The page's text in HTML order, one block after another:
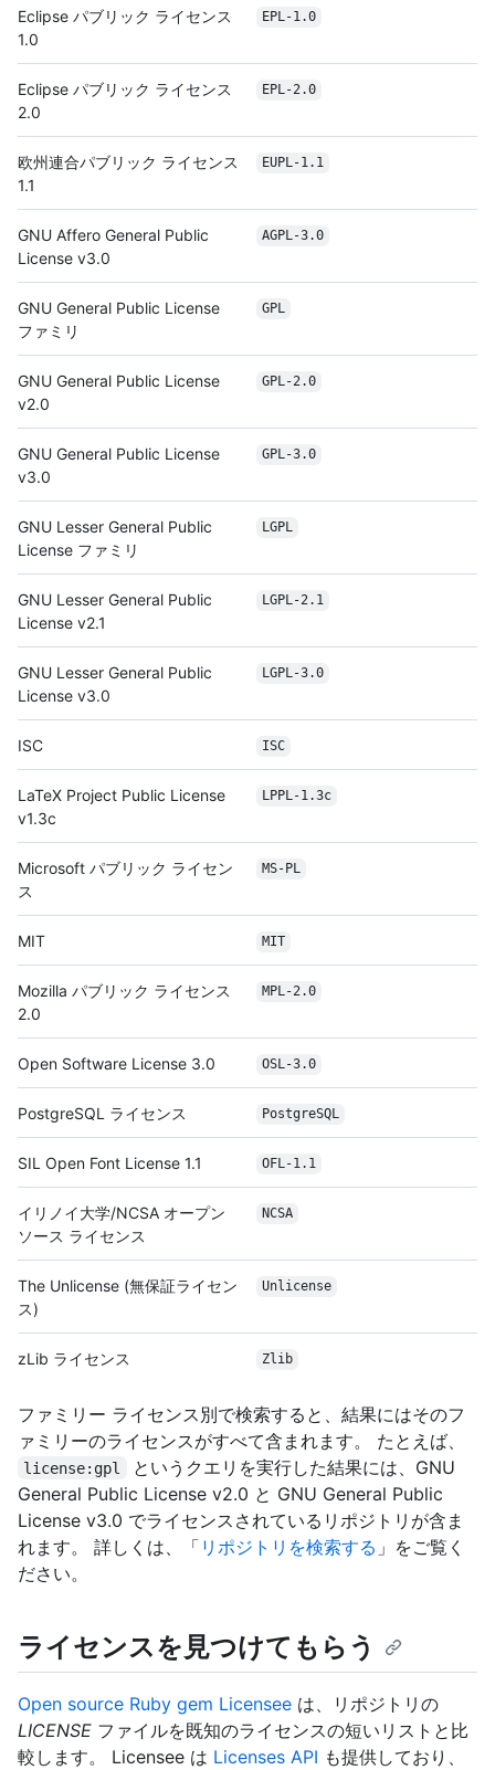
Eclipse パブリック ライセンス
1.0
EPL-1.0
Eclipse パブリック ライセンス
2.0
EPL-2.0
欧州連合パブリック ライセンス
1.1
EUPL-1.1
GNU Affero General Public
License v3.0
AGPL-3.0
GNU General Public License
ファミリ
GPL
GNU General Public License
v2.0
GPL-2.0
GNU General Public License
v3.0
GPL-3.0
GNU Lesser General Public
License ファミリ
LGPL
GNU Lesser General Public
License v2.1
LGPL-2.1
GNU Lesser General Public
License v3.0
LGPL-3.0
ISC ISC
LaTeX Project Public License
v1.3c
LPPL-1.3c
Microsoft パブリック ライセン
ス
MS-PL
MIT MIT
Mozilla パブリック ライセンス
2.0
MPL-2.0
Open Software License 3.0 OSL-3.0
PostgreSQL ライセンス PostgreSQL
SIL Open Font License 1.1 OFL-1.1
イリノイ大学/NCSA オープン
ソース ライセンス
NCSA
The Unlicense (無保証ライセン
ス)
Unlicense
zLib ライセンス Zlib
ファミリー ライセンス別で検索すると、結果にはそのフ
ァミリーのライセンスがすべて含まれます。 たとえば、
license:gpl
というクエリを実行した結果には、GNU
General Public License v2.0 と GNU General Public
License v3.0 でライセンスされているリポジトリが含ま
れます。 詳しくは、「 リポジトリを検索する 」をご覧く
ださい。
ライセンスを見つけてもらう
Open source Ruby gem Licensee は、リポジトリの
LICENSE ファイルを既知のライセンスの短いリストと比
較します。 Licensee は Licenses API も提供しており、